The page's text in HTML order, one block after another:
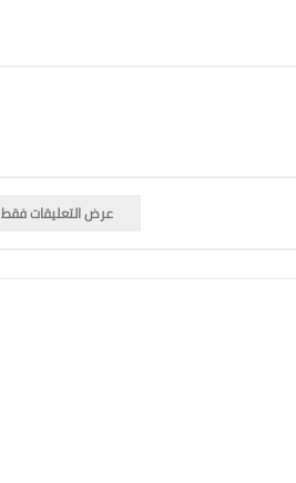
عرض التعليقات فقط